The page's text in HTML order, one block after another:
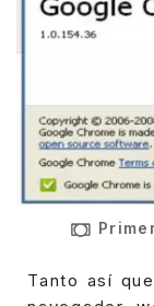
Tanto así